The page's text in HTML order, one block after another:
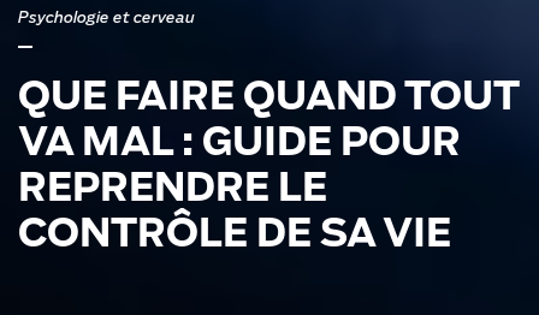
Psychologie et cerveau
QUE FAIRE QUAND TOUT
VA MAL : GUIDE POUR
REPRENDRE LE
CONTRÔLE DE SA VIE